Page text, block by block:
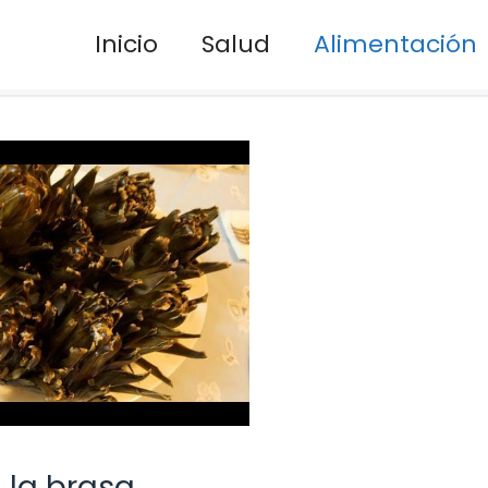
Inicio Salud Alimentación